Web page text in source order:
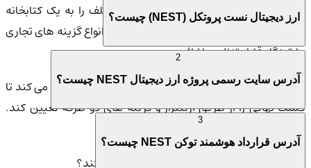
منابع تصادفی زنجیره ای مختلف را به یک کتابخانه
عملکرد فوق العاده مارتینگل تبدیل می کند و انواع گزینه های تجاری
مارتینگل قابل تنظیم را ارائه می دهد.
نست پروتکل یک شبکه بازی غیرمتمرکز غیرهمکاری ایجاد می کند تا
قیمت نهایی را از طریق آربیتراژ و گزینه های دو طرفه تعیین کند.
تصادفی را معرفی می کند.
ارز دیجیتال نست پروتکل (NEST) چیست؟
آدرس سایت رسمی پروژه ارز دیجیتال NEST چیست؟
آدرس قرارداد هوشمند توکن NEST چیست؟